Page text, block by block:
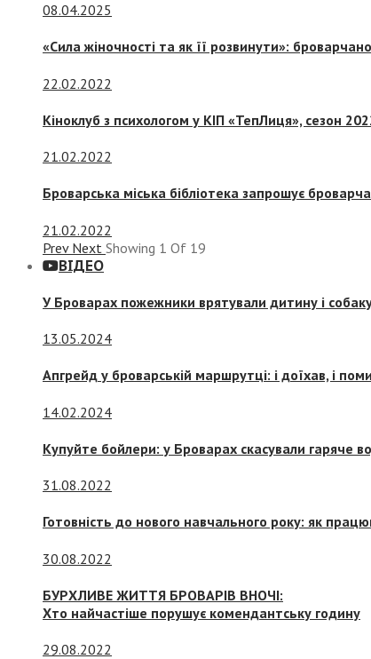
08.04.2025
«Сила жіночності та як її розвинути»:
22.02.2022
Кіноклуб з психологом у КІП «ТепЛиця», сезон
21.02.2022
Броварська міська бібліотека запрошує
21.02.2022
Prev Next Showing 1 Of 19
ВІДЕО
У Броварах пожежники врятували дитину і
13.05.2024
Апгрейд у броварській маршрутці: і доїхав, і
14.02.2024
Купуйте бойлери: у Броварах скасували гаряче
31.08.2022
Готовність до нового навчального року: як
30.08.2022
БУРХЛИВЕ ЖИТТЯ БРОВАРІВ ВНОЧІ:
Хто найчастіше порушує комендантську годину
29.08.2022